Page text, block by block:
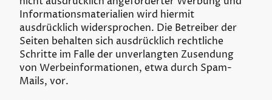
Informationsmaterialien wird hiermit
ausdrücklich widersprochen. Die Betreiber der
Seiten behalten sich ausdrücklich rechtliche
Schritte im Falle der unverlangten Zusendung
von Werbeinformationen, etwa durch Spam-
Mails, vor.